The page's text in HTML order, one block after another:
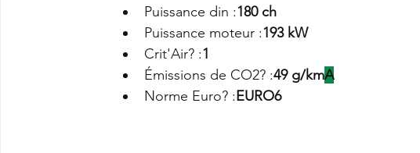
Puissance din :180 ch
Puissance moteur :193 kW
Crit'Air? :1
Émissions de CO2? :49 g/kmA
Norme Euro? :EURO6